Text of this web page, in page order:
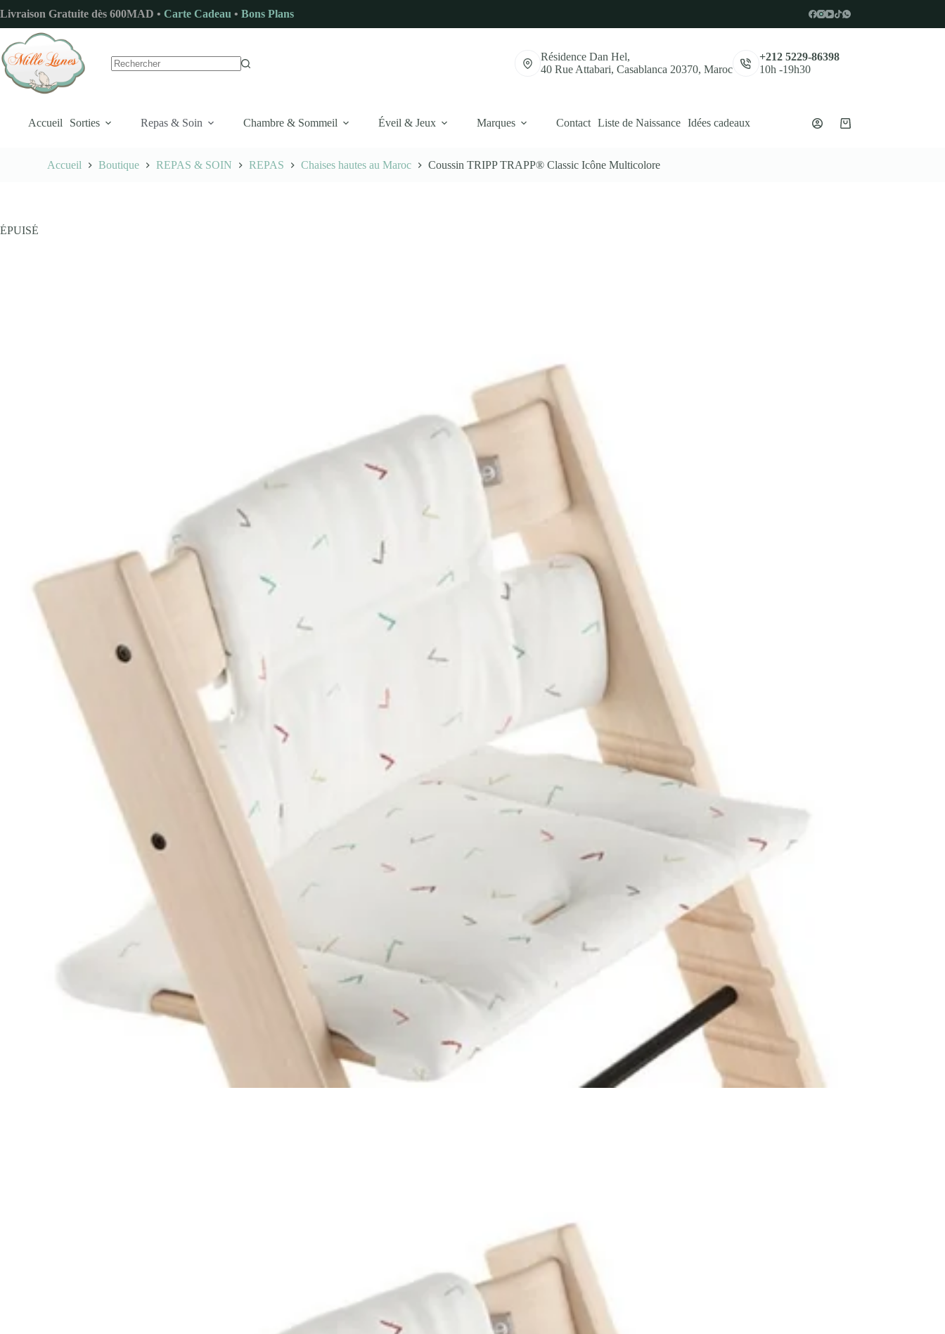
au
contenu
Livraison Gratuite dès 600MAD • Carte Cadeau • Bons Plans
Résidence Dan Hel,
40 Rue Attabari, Casablanca 20370, Maroc
+212 5229-86398
10h -19h30
Accueil Sorties Repas & Soin Chambre & Sommeil Éveil & Jeux Marques Contact Liste de Naissance Idées cadeaux
Panier
Accueil Boutique REPAS & SOIN REPAS Chaises hautes au Maroc Coussin TRIPP TRAPP® Classic Icône Multicolore
ÉPUISÉ